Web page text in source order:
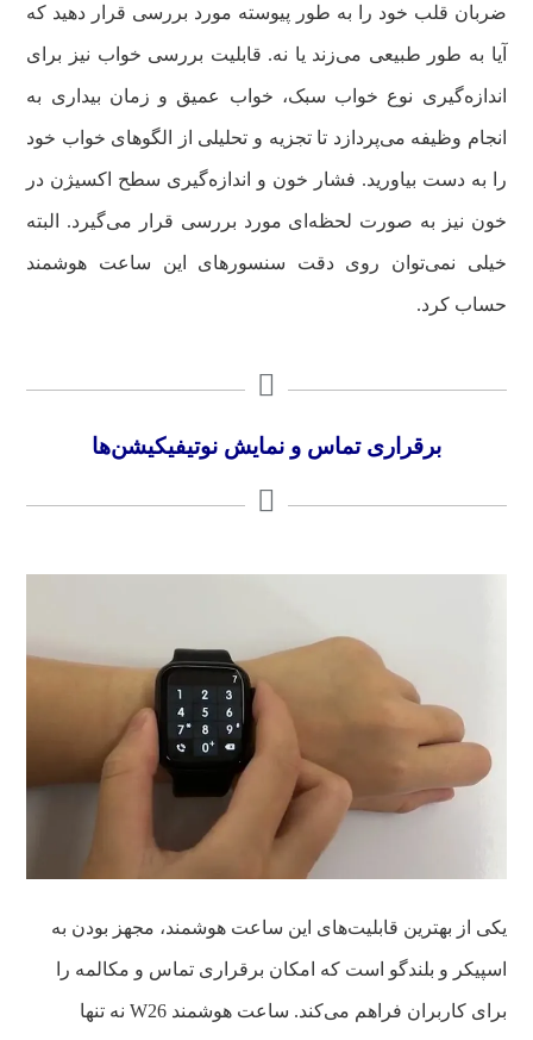
ضربان قلب خود را به طور پیوسته مورد بررسی قرار دهید که
آیا به طور طبیعی می‌زند یا نه. قابلیت بررسی خواب نیز برای
اندازه‌گیری نوع خواب سبک، خواب عمیق و زمان بیداری به
انجام وظیفه می‌پردازد تا تجزیه و تحلیلی از الگوهای خواب خود
را به دست بیاورید. فشار خون و اندازه‌گیری سطح اکسیژن در
خون نیز به صورت لحظه‌ای مورد بررسی قرار می‌گیرد. البته
خیلی نمی‌توان روی دقت سنسورهای این ساعت هوشمند
حساب کرد.
برقراری تماس و نمایش نوتیفیکیشن‌ها
یکی از بهترین قابلیت‌های این ساعت هوشمند، مجهز بودن به
اسپیکر و بلندگو است که امکان برقراری تماس و مکالمه را
برای کاربران فراهم می‌کند. ساعت هوشمند W26 نه تنها